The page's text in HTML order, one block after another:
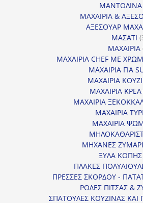
ΜΑΝΤΟΛΙΝΑ
ΜΑΧΑΙΡΙΑ &
ΑΞΕΣΟΥΑΡ
ΜΑΣΑΤΙ
ΜΑΧΑΙΡΙΑ
ΜΑΧΑΙΡΙΑ CHEF ΜΕ
ΜΑΧΑΙΡΙΑ ΓΙΑ
ΜΑΧΑΙΡΙΑ
ΜΑΧΑΙΡΙΑ
ΜΑΧΑΙΡΙΑ
ΜΑΧΑΙΡΙΑ
ΜΑΧΑΙΡΙΑ
ΜΗΧΑΝΕΣ
ΞΥΛΑ ΚΟΠΗΣ
ΠΛΑΚΕΣ
ΠΡΕΣΣΕΣ ΣΚΟΡΔΟΥ -
ΡΟΔΕΣ ΠΙΤΣΑΣ &
ΣΠΑΤΟΥΛΕΣ ΚΟΥΖΙΝΑΣ ΚΑΙ